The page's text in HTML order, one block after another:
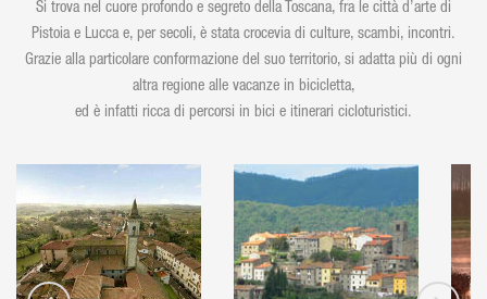
Si trova nel cuore profondo e segreto della Toscana, fra le città d’arte di
Pistoia e Lucca e, per secoli, è stata crocevia di culture, scambi, incontri.
Grazie alla particolare conformazione del suo territorio, si adatta più di ogni
altra regione alle vacanze in bicicletta,
ed è infatti ricca di percorsi in bici e itinerari cicloturistici.